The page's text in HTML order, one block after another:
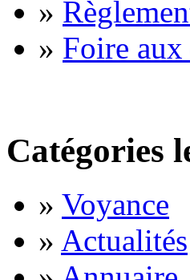
»
» Foire aux
Catégories
» Voyance
» Actualités